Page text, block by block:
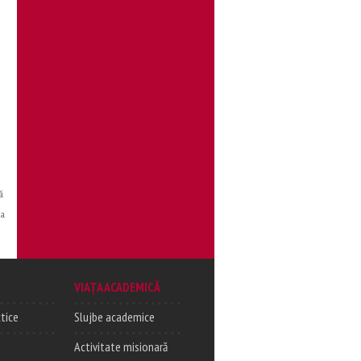
VIAȚA ACADEMICĂ
Slujbe academice
Activitate misionară